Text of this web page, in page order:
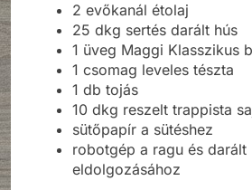
2 evőkanál étolaj
25 dkg sertés darált hús
1 üveg Maggi Klasszikus
1 csomag leveles tészta
1 db tojás
10 dkg reszelt trappista
sütőpapír a sütéshez
robotgép a ragu és darált
eldolgozásához